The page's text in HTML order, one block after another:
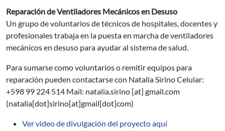
Reparación de Ventiladores Mecánicos en Desuso
Un grupo de voluntarios de técnicos de hospitales, docentes y
profesionales trabaja en la puesta en marcha de ventiladores
mecánicos en desuso para ayudar al sistema de salud.
Para sumarse como voluntarios o remitir equipos para
reparación pueden contactarse con Natalia Sirino Celular:
+598 99 224 514 Mail: natalia.sirino [at] gmail.com
(natalia[dot]sirino[at]gmail[dot]com)
Ver video de divulgación del proyecto aquí